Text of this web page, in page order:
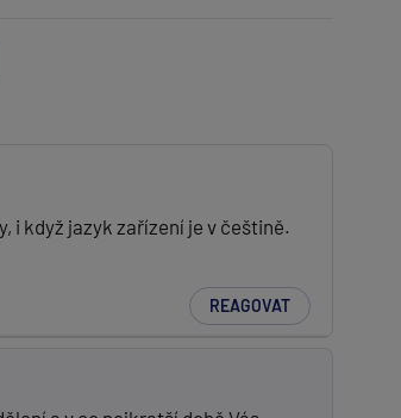
i když jazyk zařízení je v češtině.
REAGOVAT